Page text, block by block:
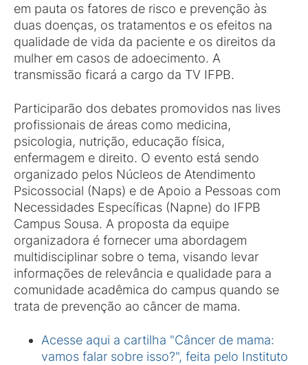
em pauta os fatores de risco e prevenção às
duas doenças, os tratamentos e os efeitos na
qualidade de vida da paciente e os direitos da
mulher em casos de adoecimento. A
transmissão ficará a cargo da TV IFPB.
Participarão dos debates promovidos nas lives
profissionais de áreas como medicina,
psicologia, nutrição, educação física,
enfermagem e direito. O evento está sendo
organizado pelos Núcleos de Atendimento
Psicossocial (Naps) e de Apoio a Pessoas com
Necessidades Específicas (Napne) do IFPB
Campus Sousa. A proposta da equipe
organizadora é fornecer uma abordagem
multidisciplinar sobre o tema, visando levar
informações de relevância e qualidade para a
comunidade acadêmica do campus quando se
trata de prevenção ao câncer de mama.
Acesse aqui a cartilha "Câncer de mama:
vamos falar sobre isso?", feita pelo Instituto